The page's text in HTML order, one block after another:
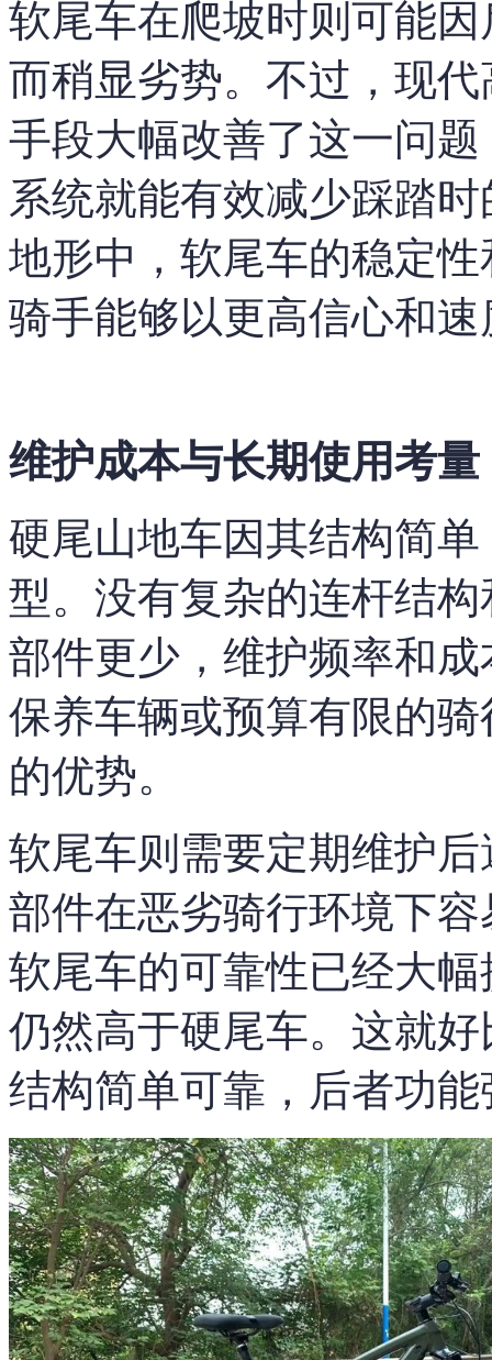
软尾车在爬坡时则可能
而稍显劣势。不过，现
手段大幅改善了这一问
系统就能有效减少踩踏
地形中，软尾车的稳定
骑手能够以更高信心和
维护成本与长期使用考量
硬尾山地车因其结构简
型。没有复杂的连杆结
部件更少，维护频率和
保养车辆或预算有限的
的优势。
软尾车则需要定期维护
部件在恶劣骑行环境下
软尾车的可靠性已经大
仍然高于硬尾车。这就
结构简单可靠，后者功